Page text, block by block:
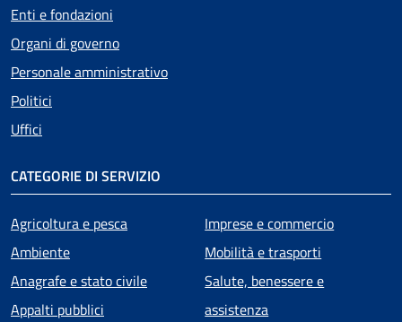
Enti e fondazioni
Organi di governo
Personale amministrativo
Politici
Uffici
CATEGORIE DI SERVIZIO
Agricoltura e pesca
Ambiente
Anagrafe e stato civile
Appalti pubblici
Imprese e commercio
Mobilità e trasporti
Salute, benessere e
assistenza